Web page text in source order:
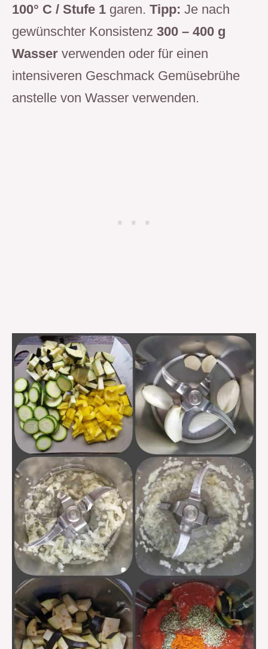
100° C / Stufe 1 garen. Tipp: Je nach
gewünschter Konsistenz 300 – 400 g
Wasser verwenden oder für einen
intensiveren Geschmack Gemüsebrühe
anstelle von Wasser verwenden.